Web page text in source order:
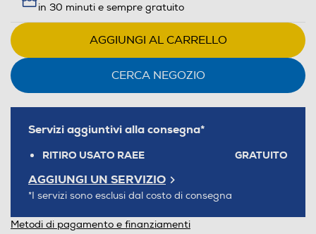
in 30 minuti e sempre gratuito
AGGIUNGI AL CARRELLO
CERCA NEGOZIO
Servizi aggiuntivi alla consegna*
RITIRO USATO RAEE GRATUITO
AGGIUNGI UN SERVIZIO
*I servizi sono esclusi dal costo di consegna
Metodi di pagamento e finanziamenti